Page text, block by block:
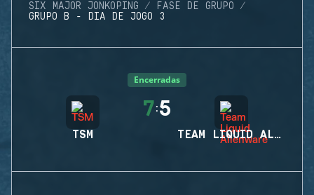
SIX MAJOR JONKOPING
FASE DE GRUPO
GRUPO B - DIA DE JOGO 3
Encerradas
TSM
7:5
TEAM LIQUID ALIENWARE